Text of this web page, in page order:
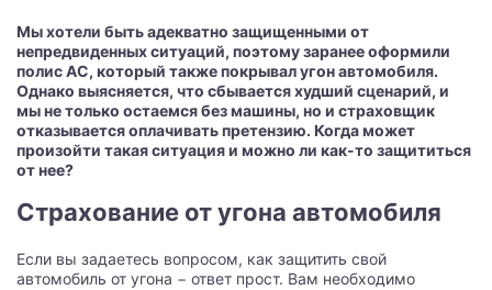
Мы хотели быть адекватно защищенными от
непредвиденных ситуаций, поэтому заранее оформили
полис AC, который также покрывал угон автомобиля.
Однако выясняется, что сбывается худший сценарий, и
мы не только остаемся без машины, но и страховщик
отказывается оплачивать претензию. Когда может
произойти такая ситуация и можно ли как-то защититься
от нее?
Страхование от угона автомобиля
Если вы задаетесь вопросом, как защитить свой
автомобиль от угона − ответ прост. Вам необходимо